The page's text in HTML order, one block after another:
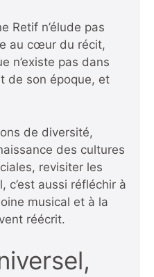
Retif n’élude pas
au cœur du récit,
n’existe pas dans
de son époque, et
de diversité,
des cultures
revisiter les
c’est aussi réfléchir à
musical et à la
réécrit.